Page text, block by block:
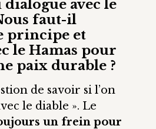
dialogue avec le
faut-il
principe et
le Hamas pour
paix durable ?
de savoir si l’on
le diable ». Le
un frein pour